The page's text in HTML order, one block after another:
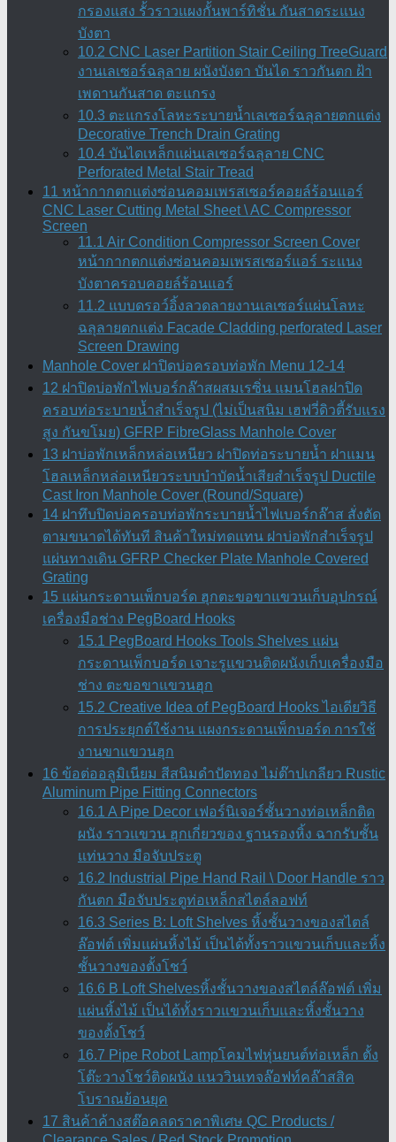
กรองแสง รั้วราวแผงกั้นพาร์ทิชั่น กันสาดระแนง
บังตา
10.2 CNC Laser Partition Stair Ceiling TreeGuard
งานเลเซอร์ฉลุลาย ผนังบังตา บันได ราวกันตก ฝ้า
เพดานกันสาด ตะแกรง
10.3 ตะแกรงโลหะระบายน้ำเลเซอร์ฉลุลายตกแต่ง
Decorative Trench Drain Grating
10.4 บันไดเหล็กแผ่นเลเซอร์ฉลุลาย CNC
Perforated Metal Stair Tread
11 หน้ากากตกแต่งซ่อนคอมเพรสเซอร์คอยล์ร้อนแอร์
CNC Laser Cutting Metal Sheet \ AC Compressor
Screen
11.1 Air Condition Compressor Screen Cover
หน้ากากตกแต่งซ่อนคอมเพรสเซอร์แอร์ ระแนง
บังตาครอบคอยล์ร้อนแอร์
11.2 แบบดรอว์อิ้งลวดลายงานเลเซอร์แผ่นโลหะ
ฉลุลายตกแต่ง Facade Cladding perforated Laser
Screen Drawing
Manhole Cover ฝาปิดบ่อครอบท่อพัก Menu 12-14
12 ฝาปิดบ่อพักไฟเบอร์กล๊าสผสมเรซิ่น แมนโฮลฝาปิด
ครอบท่อระบายน้ำสำเร็จรูป (ไม่เป็นสนิม เฮฟวี่ดิวตี้รับแรง
สูง กันขโมย) GFRP FibreGlass Manhole Cover
13 ฝาบ่อพักเหล็กหล่อเหนียว ฝาปิดท่อระบายน้ำ ฝาแมน
โฮลเหล็กหล่อเหนียวระบบบำบัดน้ำเสียสำเร็จรูป Ductile
Cast Iron Manhole Cover (Round/Square)
14 ฝาทึบปิดบ่อครอบท่อพักระบายน้ำไฟเบอร์กล๊าส สั่งตัด
ตามขนาดได้ทันที สินค้าใหม่ทดแทน ฝาบ่อพักสําเร็จรูป
แผ่นทางเดิน GFRP Checker Plate Manhole Covered
Grating
15 แผ่นกระดานเพ็กบอร์ด ฮุกตะขอขาแขวนเก็บอุปกรณ์
เครื่องมือช่าง PegBoard Hooks
15.1 PegBoard Hooks Tools Shelves แผ่น
กระดานเพ็กบอร์ด เจาะรูแขวนติดผนังเก็บเครื่องมือ
ช่าง ตะขอขาแขวนฮุก
15.2 Creative Idea of PegBoard Hooks ไอเดียวิธี
การประยุกต์ใช้งาน แผงกระดานเพ็กบอร์ด การใช้
งานขาแขวนฮุก
16 ข้อต่ออลูมิเนียม สีสนิมดำปัดทอง ไม่ต๊าปเกลียว Rustic
Aluminum Pipe Fitting Connectors
16.1 A Pipe Decor เฟอร์นิเจอร์ชั้นวางท่อเหล็กติด
ผนัง ราวแขวน ฮุกเกี่ยวของ ฐานรองหิ้ง ฉากรับชั้น
แท่นวาง มือจับประตู
16.2 Industrial Pipe Hand Rail \ Door Handle ราว
กันตก มือจับประตูท่อเหล็กสไตล์ลอฟท์
16.3 Series B: Loft Shelves หิ้งชั้นวางของสไตล์
ล๊อฟต์ เพิ่มแผ่นหิ้งไม้ เป็นได้ทั้งราวแขวนเก็บและหิ้ง
ชั้นวางของตั้งโชว์
16.6 B Loft Shelvesหิ้งชั้นวางของสไตล์ล๊อฟต์ เพิ่ม
แผ่นหิ้งไม้ เป็นได้ทั้งราวแขวนเก็บและหิ้งชั้นวาง
ของตั้งโชว์
16.7 Pipe Robot Lampโคมไฟหุ่นยนต์ท่อเหล็ก ตั้ง
โต๊ะวางโชว์ติดผนัง แนววินเทจล๊อฟท์คล๊าสสิค
โบราณย้อนยุค
17 สินค้าค้างสต๊อคลดราคาพิเศษ QC Products /